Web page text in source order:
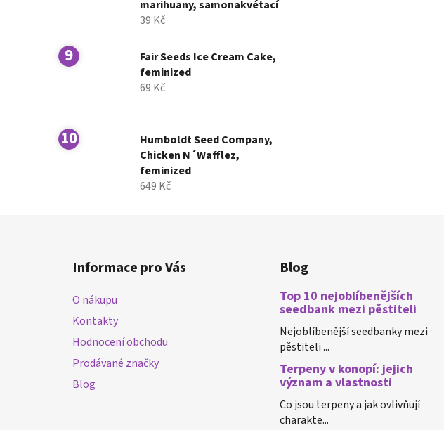
marihuany, samonakvétací
39 Kč
Fair Seeds Ice Cream Cake,
feminized
69 Kč
Humboldt Seed Company,
Chicken N´Wafflez,
feminized
649 Kč
Informace pro Vás
O nákupu
Kontakty
Hodnocení obchodu
Prodávané značky
Blog
Blog
Top 10 nejoblíbenějších
seedbank mezi pěstiteli
Nejoblíbenější seedbanky mezi
pěstiteli ...
Terpeny v konopí: jejich
význam a vlastnosti
Co jsou terpeny a jak ovlivňují
charakte...